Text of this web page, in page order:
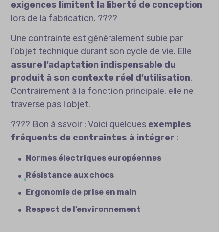
exigences limitent la liberté de conception
lors de la fabrication. ????️
Une contrainte est généralement subie par
l’objet technique durant son cycle de vie. Elle
assure l’adaptation indispensable du
produit à son contexte réel d’utilisation.
Contrairement à la fonction principale, elle ne
traverse pas l’objet.
???? Bon à savoir : Voici quelques exemples
fréquents de contraintes à intégrer :
Normes électriques européennes
Résistance aux chocs
Ergonomie de prise en main
Respect de l’environnement